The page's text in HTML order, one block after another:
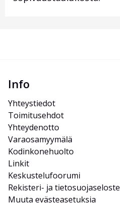
Info
Yhteystiedot
Toimitusehdot
Yhteydenotto
Varaosamyymälä
Kodinkonehuolto
Linkit
Keskustelufoorumi
Rekisteri- ja tietosuojaseloste
Muuta evästeasetuksia